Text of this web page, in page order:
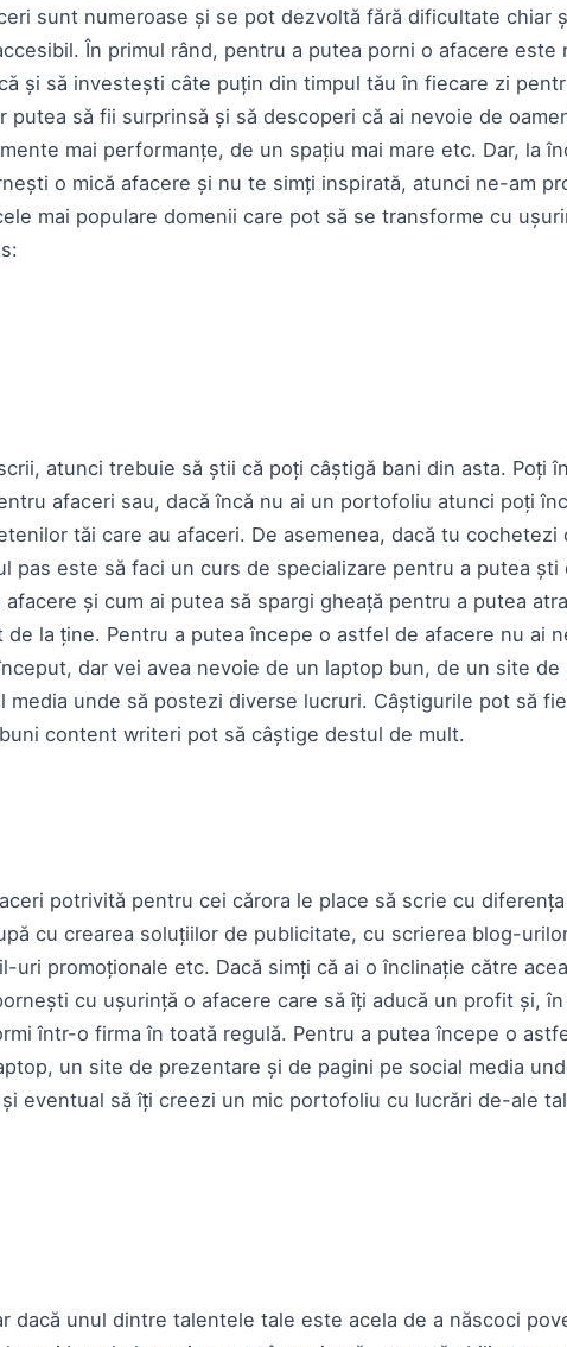
sunt numeroase și se pot dezvoltă fără dificultate chiar
În primul rând, pentru a putea porni o afacere este
și să investești câte puțin din timpul tău în fiecare zi
putea să fii surprinsă și să descoperi că ai nevoie de
mai performanțe, de un spațiu mai mare etc. Dar, la
o mică afacere și nu te simți inspirată, atunci ne-am
mai populare domenii care pot să se transforme cu
atunci trebuie să știi că poți câștigă bani din asta. Poți
afaceri sau, dacă încă nu ai un portofoliu atunci poți
tăi care au afaceri. De asemenea, dacă tu cochetezi
pas este să faci un curs de specializare pentru a putea ști
și cum ai putea să spargi gheață pentru a putea
de la ține. Pentru a putea începe o astfel de afacere nu ai
dar vei avea nevoie de un laptop bun, de un site de
media unde să postezi diverse lucruri. Câștigurile pot să
content writeri pot să câștige destul de mult.
potrivită pentru cei cărora le place să scrie cu
cu crearea soluțiilor de publicitate, cu scrierea blog-
uri promoționale etc. Dacă simți că ai o înclinație către
cu ușurință o afacere care să îți aducă un profit și,
într-o firma în toată regulă. Pentru a putea începe o
un site de prezentare și de pagini pe social media
eventual să îți creezi un mic portofoliu cu lucrări de-ale
dacă unul dintre talentele tale este acela de a născoci